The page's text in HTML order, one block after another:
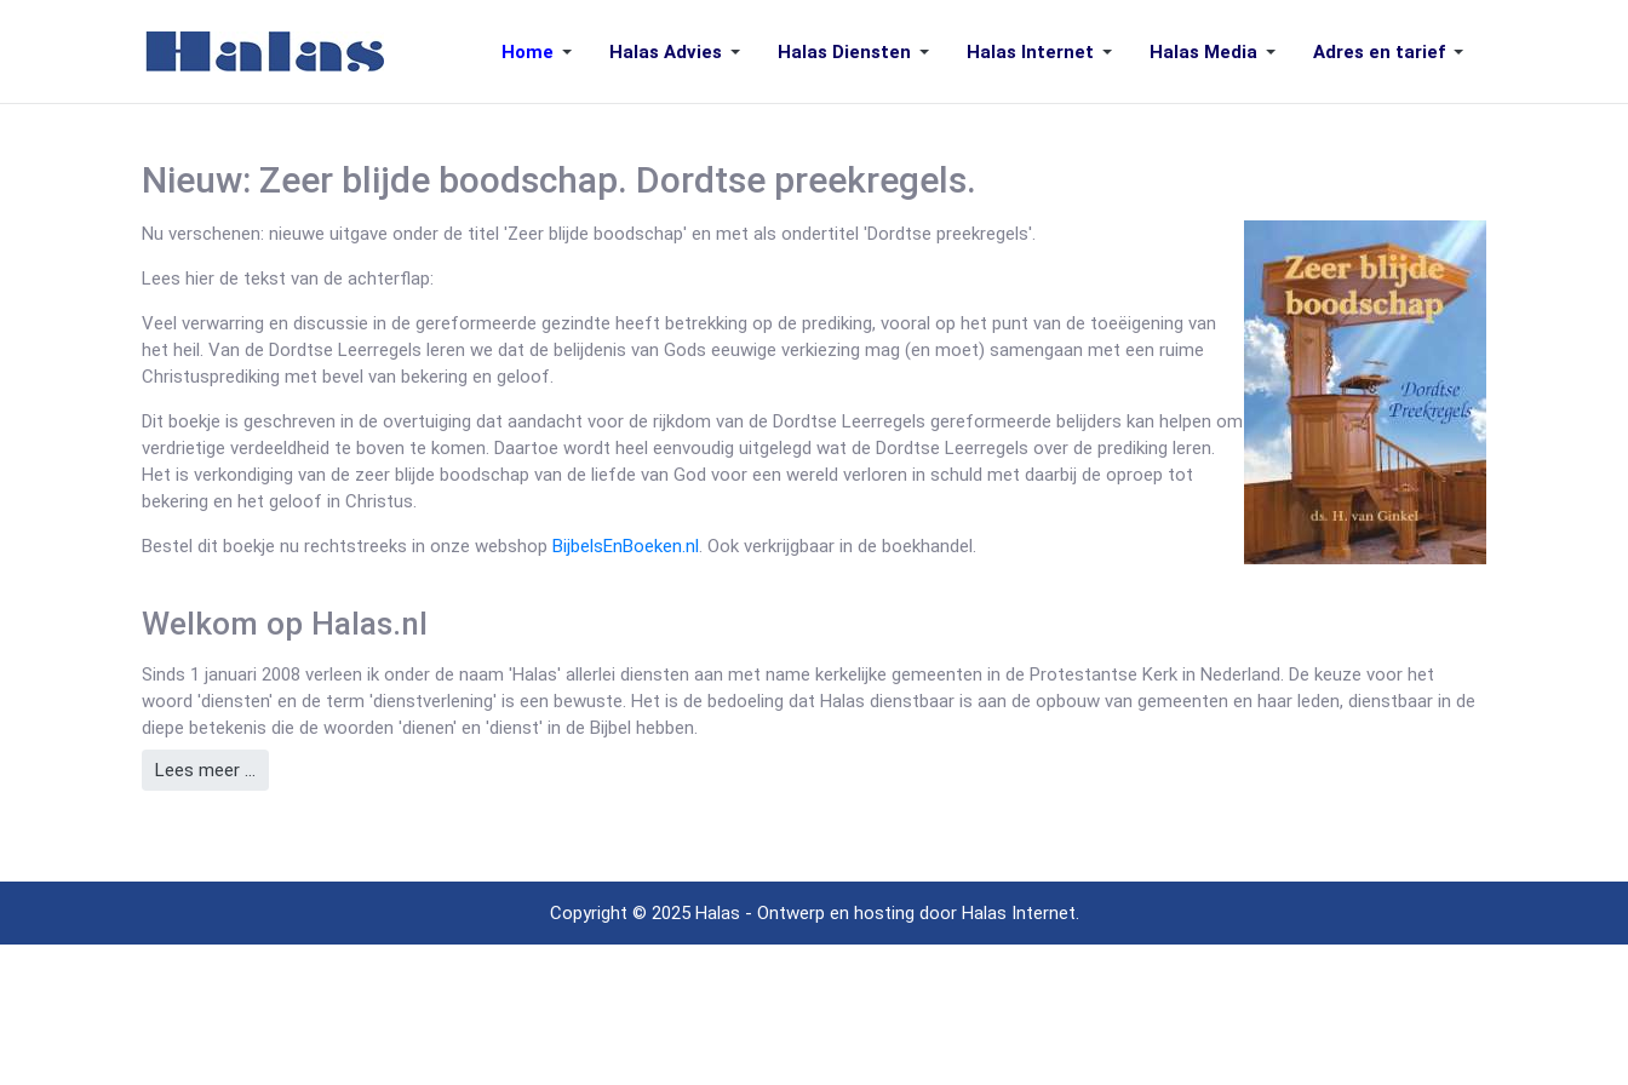
Home Halas Advies Halas Diensten Halas Internet Halas Media Adres en tarief
Nieuw: Zeer blijde boodschap. Dordtse preekregels.
Nu verschenen: nieuwe uitgave onder de titel 'Zeer blijde boodschap' en met als ondertitel 'Dordtse preekregels'.
Lees hier de tekst van de achterflap:
Veel verwarring en discussie in de gereformeerde gezindte heeft betrekking op de prediking, vooral op het punt van de toeëigening van
het heil. Van de Dordtse Leerregels leren we dat de belijdenis van Gods eeuwige verkiezing mag (en moet) samengaan met een ruime
Christusprediking met bevel van bekering en geloof.
Dit boekje is geschreven in de overtuiging dat aandacht voor de rijkdom van de Dordtse Leerregels gereformeerde belijders kan helpen om
verdrietige verdeeldheid te boven te komen. Daartoe wordt heel eenvoudig uitgelegd wat de Dordtse Leerregels over de prediking leren.
Het is verkondiging van de zeer blijde boodschap van de liefde van God voor een wereld verloren in schuld met daarbij de oproep tot
bekering en het geloof in Christus.
Bestel dit boekje nu rechtstreeks in onze webshop BijbelsEnBoeken.nl. Ook verkrijgbaar in de boekhandel.
Welkom op Halas.nl
Sinds 1 januari 2008 verleen ik onder de naam 'Halas' allerlei diensten aan met name kerkelijke gemeenten in de Protestantse Kerk in Nederland. De keuze voor het
woord 'diensten' en de term 'dienstverlening' is een bewuste. Het is de bedoeling dat Halas dienstbaar is aan de opbouw van gemeenten en haar leden, dienstbaar in de
diepe betekenis die de woorden 'dienen' en 'dienst' in de Bijbel hebben.
Lees meer …
Copyright © 2025 Halas - Ontwerp en hosting door Halas Internet.